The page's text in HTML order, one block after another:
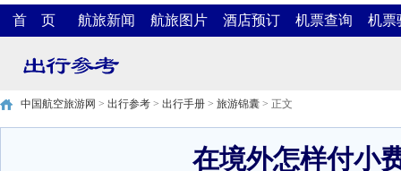
首 页 航旅新闻 航旅图片 酒店预订 机票查询 机票
中国航空旅游网 > 出行参考 > 出行手册 > 旅游锦囊 > 正文
在境外怎样付小